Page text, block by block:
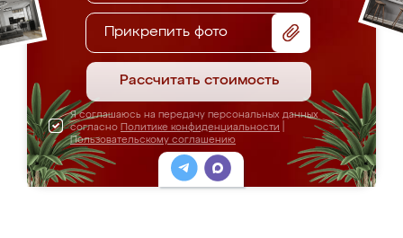
Прикрепить фото
Рассчитать стоимость
Я соглашаюсь на передачу персональных данных
согласно Политике конфиденциальности
Пользовательскому соглашению